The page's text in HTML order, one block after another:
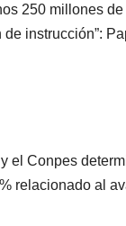
250 millones
instrucción”:
el Conpes
relacionado al